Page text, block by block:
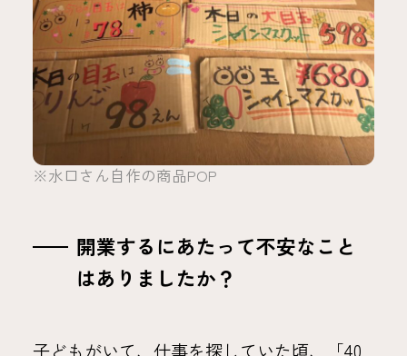
※水口さん自作の商品POP
開業するにあたって不安なこと
はありましたか？
子どもがいて、仕事を探していた頃、「40